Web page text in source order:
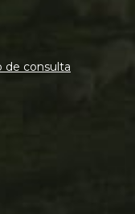
de consulta